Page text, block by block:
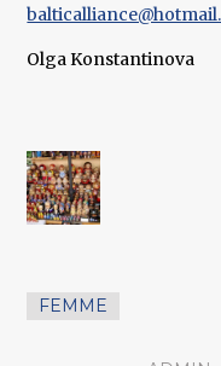
Olga Konstantinova
FEMME